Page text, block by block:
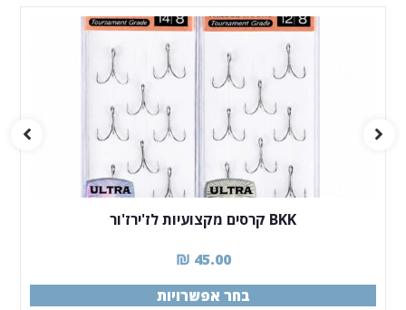
BKK קרסים מקצועיות לז'ירז'ור
45.00
₪
בחר אפשרויות